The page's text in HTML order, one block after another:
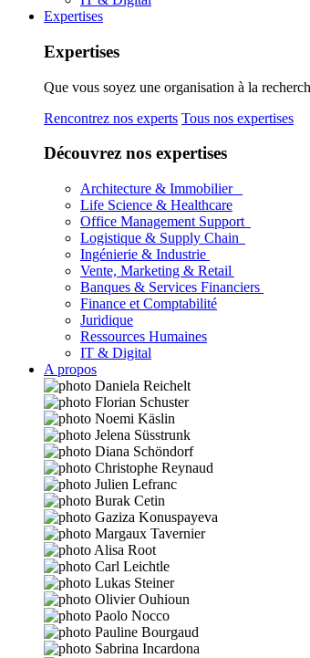
Expertises
Expertises
Que vous soyez une organisation à la
Rencontrez nos experts Tous nos expertises
Découvrez nos expertises
Architecture & Immobilier
Life Science & Healthcare
Office Management Support
Logistique & Supply Chain
Ingénierie & Industrie
Vente, Marketing & Retail
Banques & Services Financiers
Finance et Comptabilité
Juridique
Ressources Humaines
IT & Digital
A propos